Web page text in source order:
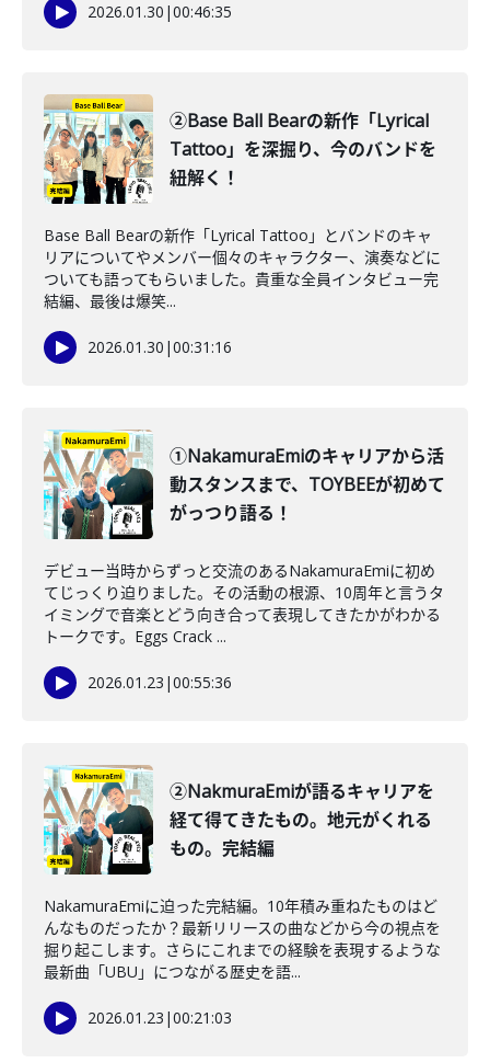
2026.01.30 |00:46:35
②Base Ball Bearの新作「Lyrical
Tattoo」を深掘り、今のバンドを
紐解く！
Base Ball Bearの新作「Lyrical Tattoo」とバンドのキャ
リアについてやメンバー個々のキャラクター、演奏などに
ついても語ってもらいました。貴重な全員インタビュー完
結編、最後は爆笑...
2026.01.30 |00:31:16
①NakamuraEmiのキャリアから活
動スタンスまで、TOYBEEが初めて
がっつり語る！
デビュー当時からずっと交流のあるNakamuraEmiに初め
てじっくり迫りました。その活動の根源、10周年と言うタ
イミングで音楽とどう向き合って表現してきたかがわかる
トークです。Eggs Crack ...
2026.01.23 |00:55:36
②NakmuraEmiが語るキャリアを
経て得てきたもの。地元がくれる
もの。完結編
NakamuraEmiに迫った完結編。10年積み重ねたものはど
んなものだったか？最新リリースの曲などから今の視点を
掘り起こします。さらにこれまでの経験を表現するような
最新曲「UBU」につながる歴史を語...
2026.01.23 |00:21:03